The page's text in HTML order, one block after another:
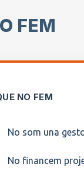
FEM
NO FEM
No som una
No financem